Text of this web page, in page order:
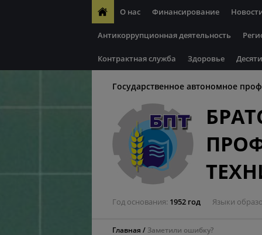
О нас Финансирование
Антикоррупционная деятельность
Контрактная служба Здоровье
Государственное автономное
Год основания 1952 год Языки
Главная Заметили ошибку?